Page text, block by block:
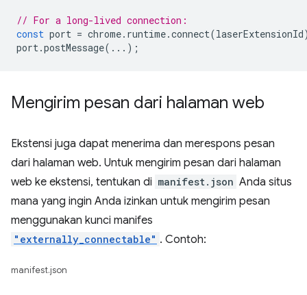
// For a long-lived connection:
const port = chrome. runtime.connect(laserExtensionId
port.postMessage(...);
Mengirim pesan dari halaman web
Ekstensi juga dapat menerima dan merespons pesan
dari halaman web. Untuk mengirim pesan dari halaman
web ke ekstensi, tentukan di manifest.json Anda situs
mana yang ingin Anda izinkan untuk mengirim pesan
menggunakan kunci manifes
"externally_connectable" . Contoh:
manifest.json